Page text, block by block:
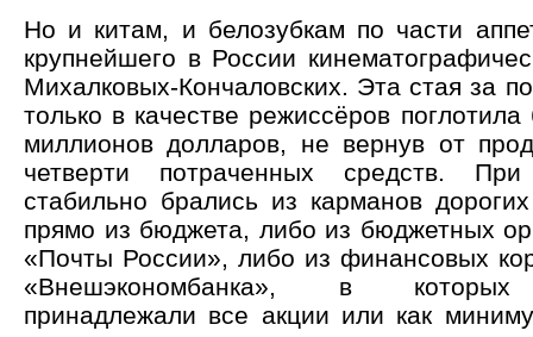
Но и китам, и белозубкам по части
крупнейшего в России
Михалковых-Кончаловских. Эта стая за
только в качестве режиссёров
миллионов долларов, не вернув от
четверти потраченных средств.
стабильно брались из карманов
прямо из бюджета, либо из бюджетных
«Почты России», либо из финансовых
«Внешэкономбанка», в которых
принадлежали все акции или как